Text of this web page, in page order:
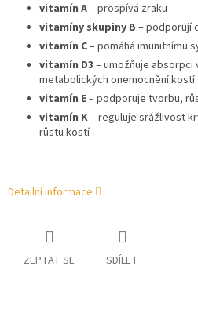
vitamín A– prospívá zraku
vitamíny skupiny B – podporují
vitamín C– pomáhá imunitnímu
vitamín D3 – umožňuje
metabolických onemocnění kostí
vitamín E– podporuje tvorbu,
vitamín K– reguluje srážlivost
růstu kostí
Detailní informace
ZEPTAT SE SDÍLET